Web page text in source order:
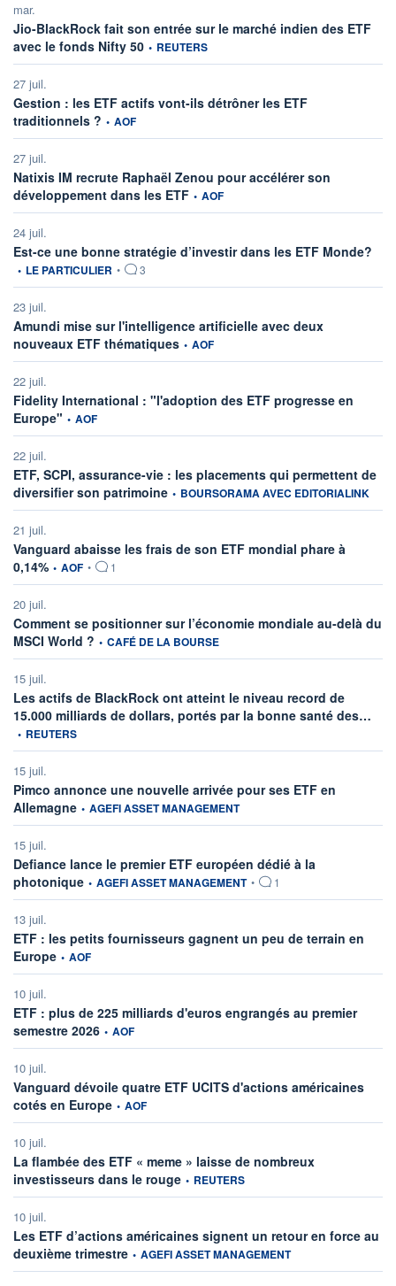
mar.
Jio-BlackRock fait son entrée sur le marché indien des ETF
avec le fonds Nifty 50information fournie par
• REUTERS
27 juil.
Gestion : les ETF actifs vont-ils détrôner les ETF
traditionnels ? information fournie par
• AOF
27 juil.
Natixis IM recrute Raphaël Zenou pour accélérer son
développement dans les ETFinformation fournie par
• AOF
24 juil.
Est-ce une bonne stratégie d’investir dans les ETF Monde?
• LE PARTICULIER • 3
23 juil.
Amundi mise sur l'intelligence artificielle avec deux
nouveaux ETF thématiques information fournie par
• AOF
22 juil.
Fidelity International : "l'adoption des ETF progresse en
Europe" information fournie par
• AOF
22 juil.
ETF, SCPI, assurance-vie : les placements qui permettent de
diversifier son patrimoine information fournie par
• BOURSORAMA AVEC EDITORIALINK
21 juil.
Vanguard abaisse les frais de son ETF mondial phare à
0,14% information fournie par
• AOF • 1
20 juil.
Comment se positionner sur l’économie mondiale au-delà du
MSCI World ? information fournie par
• CAFÉ DE LA BOURSE
15 juil.
Les actifs de BlackRock ont atteint le niveau record de
15.000 milliards de dollars, portés par la bonne santé des…
• REUTERS
15 juil.
Pimco annonce une nouvelle arrivée pour ses ETF en
Allemagne information fournie par
• AGEFI ASSET MANAGEMENT
15 juil.
Defiance lance le premier ETF européen dédié à la
photonique information fournie par
• AGEFI ASSET MANAGEMENT • 1
13 juil.
ETF : les petits fournisseurs gagnent un peu de terrain en
Europe information fournie par
• AOF
10 juil.
ETF : plus de 225 milliards d'euros engrangés au premier
semestre 2026 information fournie par
• AOF
10 juil.
Vanguard dévoile quatre ETF UCITS d'actions américaines
cotés en Europe information fournie par
• AOF
10 juil.
La flambée des ETF « meme » laisse de nombreux
investisseurs dans le rouge information fournie par
• REUTERS
10 juil.
Les ETF d’actions américaines signent un retour en force au
deuxième trimestre information fournie par
• AGEFI ASSET MANAGEMENT